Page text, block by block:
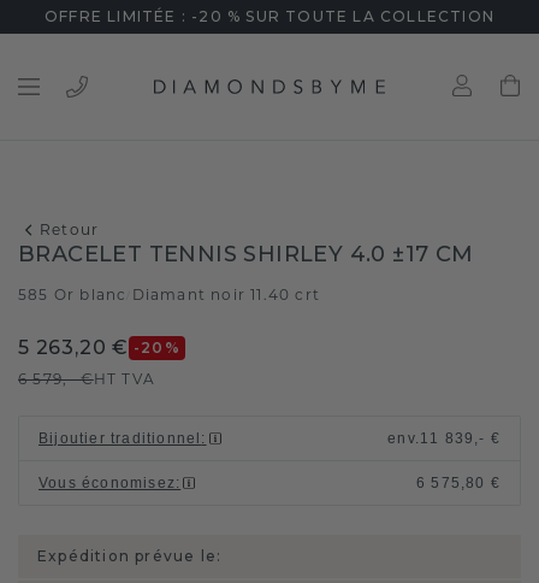
OFFRE LIMITÉE : -20 % SUR TOUTE LA COLLECTION
Retour
BRACELET TENNIS SHIRLEY 4.0 ±17 CM
585 Or blanc Diamant noir 11.40 crt
5 263,20 € -20 %
6 579,- €HT TVA
Bijoutier traditionnel : env. 11 839,- €
Vous économisez: 6 575,80 €
Expédition prévue le: